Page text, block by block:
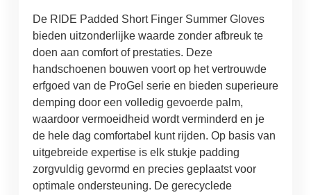
De RIDE Padded Short Finger Summer Gloves
bieden uitzonderlijke waarde zonder afbreuk te
doen aan comfort of prestaties. Deze
handschoenen bouwen voort op het vertrouwde
erfgoed van de ProGel serie en bieden superieure
demping door een volledig gevoerde palm,
waardoor vermoeidheid wordt verminderd en je
de hele dag comfortabel kunt rijden. Op basis van
uitgebreide expertise is elk stukje padding
zorgvuldig gevormd en precies geplaatst voor
optimale ondersteuning. De gerecyclede